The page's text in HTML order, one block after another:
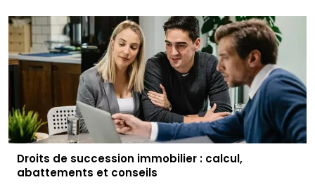
Droits de succession immobilier : calcul,
abattements et conseils